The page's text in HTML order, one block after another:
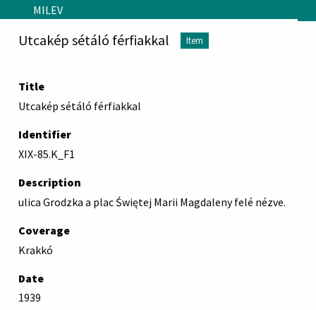
Skip to main content
MILEV
Utcakép sétáló férfiakkal Item
Title
Utcakép sétáló férfiakkal
Identifier
XIX-85.K_F1
Description
ulica Grodzka a plac Świętej Marii Magdaleny felé nézve.
Coverage
Krakkó
Date
1939